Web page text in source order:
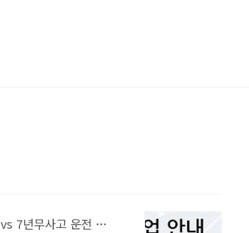
모바일 신분증 발급 vs 실물 신분증 신규 발급 vs 7년무사고 운전 경력증명서